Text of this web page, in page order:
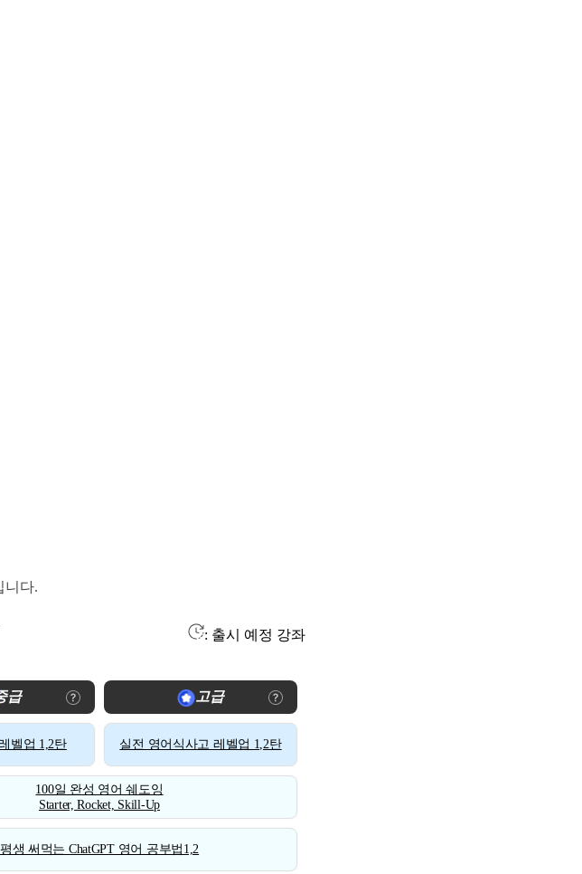
니다.
: 출시 예정 강좌
급 고급
벨업 1,2탄 실전 영어식사고 레벨업 1,2탄
100일 완성 영어 쉐도잉
Starter, Rocket, Skill-Up
평생 써먹는 ChatGPT 영어 공부법1,2